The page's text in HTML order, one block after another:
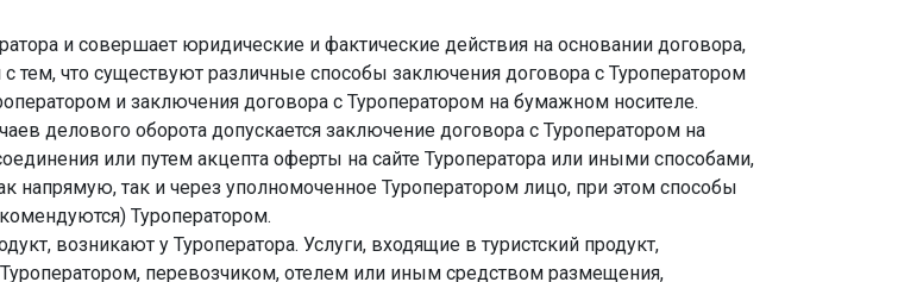
и совершает юридические и фактические действия на основании договора,
тем, что существуют различные способы заключения договора с Туроператором
и заключения договора с Туроператором на бумажном носителе.
делового оборота допускается заключение договора с Туроператором на
или путем акцепта оферты на сайте Туроператора или иными способами,
напрямую, так и через уполномоченное Туроператором лицо, при этом способы
Туроператором.
возникают у Туроператора. Услуги, входящие в туристский продукт,
перевозчиком, отелем или иным средством размещения,